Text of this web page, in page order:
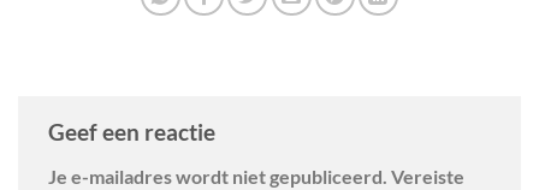
Geef een reactie
Je e-mailadres wordt niet gepubliceerd. Vereiste